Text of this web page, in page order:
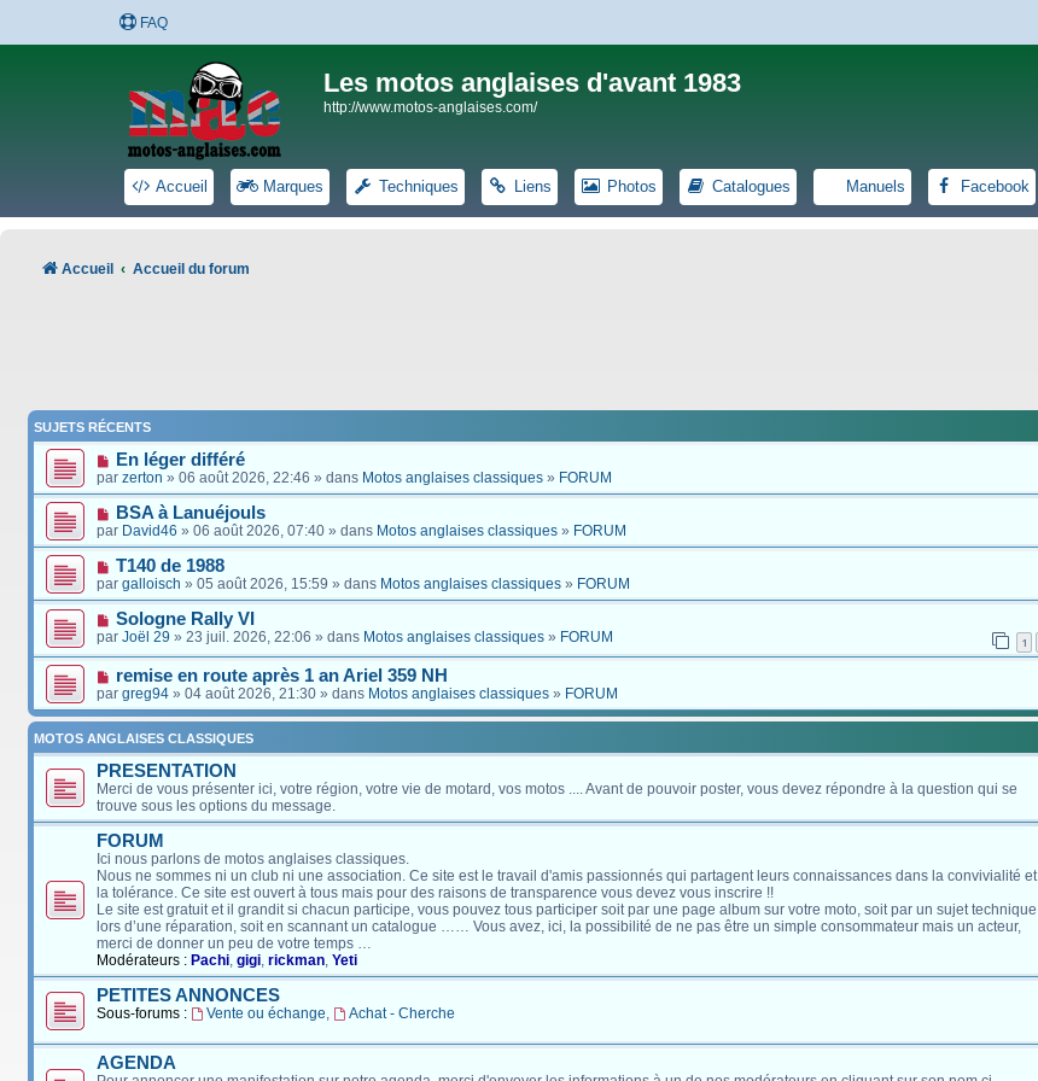
FAQ
Les motos anglaises d'avant 1983
http://www.motos-anglaises.com/
Accueil Marques Techniques Liens Photos Catalogues Manuels Facebook
Accueil Accueil du forum
SUJETS RÉCENTS
En léger différé
par zerton » 06 août 2026, 22:46 » dans Motos anglaises classiques » FORUM
BSA à Lanuéjouls
par David46 » 06 août 2026, 07:40 » dans Motos anglaises classiques » FORUM
T140 de 1988
par galloisch » 05 août 2026, 15:59 » dans Motos anglaises classiques » FORUM
Sologne Rally VI
1
par Joël 29 » 23 juil. 2026, 22:06 » dans Motos anglaises classiques » FORUM
remise en route après 1 an Ariel 359 NH
par greg94 » 04 août 2026, 21:30 » dans Motos anglaises classiques » FORUM
MOTOS ANGLAISES CLASSIQUES
PRESENTATION
Merci de vous présenter ici, votre région, votre vie de motard, vos motos .... Avant de pouvoir poster, vous devez répondre à la question qui se
trouve sous les options du message.
FORUM
Ici nous parlons de motos anglaises classiques.
Nous ne sommes ni un club ni une association. Ce site est le travail d'amis passionnés qui partagent leurs connaissances dans la convivialité et
la tolérance. Ce site est ouvert à tous mais pour des raisons de transparence vous devez vous inscrire !!
Le site est gratuit et il grandit si chacun participe, vous pouvez tous participer soit par une page album sur votre moto, soit par un sujet technique
lors d’une réparation, soit en scannant un catalogue …… Vous avez, ici, la possibilité de ne pas être un simple consommateur mais un acteur,
merci de donner un peu de votre temps …
Modérateurs : Pachi, gigi, rickman, Yeti
PETITES ANNONCES
Sous-forums : Vente ou échange, Achat - Cherche
AGENDA